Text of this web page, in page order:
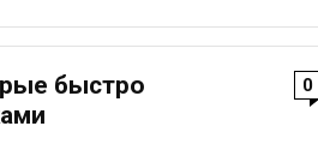
быстро
0